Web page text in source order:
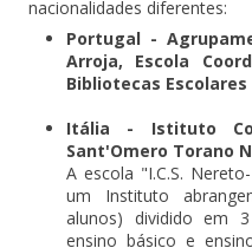
nacionalidades diferentes:
Portugal -
Arroja, Escola
Bibliotecas Escolares
Itália - Istituto
Sant'Omero Torano
A escola "I.C.S.
um Instituto
alunos) dividido em
ensino básico e